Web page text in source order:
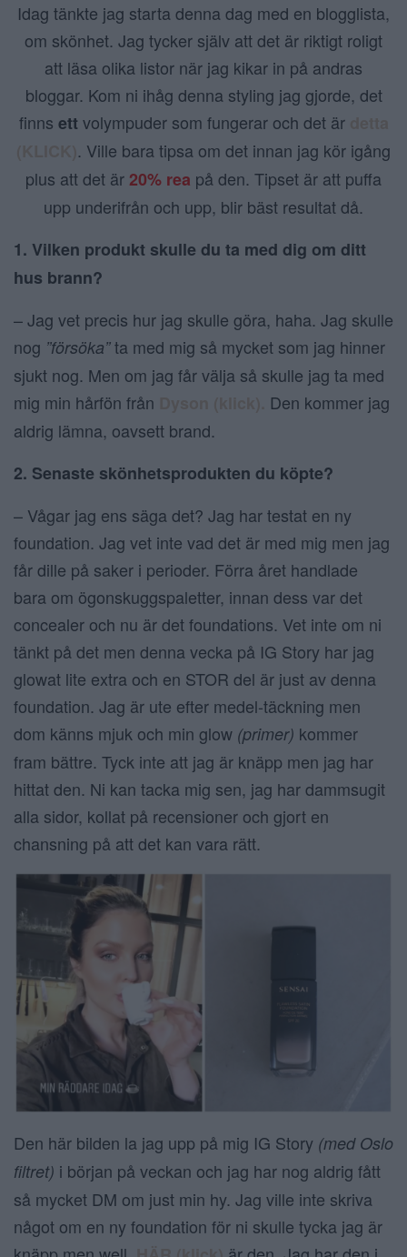
Idag tänkte jag starta denna dag med en blogglista,
om skönhet. Jag tycker själv att det är riktigt roligt
att läsa olika listor när jag kikar in på andras
bloggar. Kom ni ihåg denna styling jag gjorde, det
finns ett volympuder som fungerar och det är
. Ville bara tipsa om det innan jag kör igång
plus att det är20% rea på den. Tipset är att puffa
upp underifrån och upp, blir bäst resultat då.
1. Vilken produkt skulle du ta med dig om ditt
hus brann?
– Jag vet precis hur jag skulle göra, haha. Jag skulle
nog ”försöka”ta med mig så mycket som jag hinner
sjukt nog. Men om jag får välja så skulle jag ta med
mig min hårfön från
Den kommer jag
aldrig lämna, oavsett brand.
2. Senaste skönhetsprodukten du köpte?
– Vågar jag ens säga det? Jag har testat en ny
foundation. Jag vet inte vad det är med mig men jag
får dille på saker i perioder. Förra året handlade
bara om ögonskuggspaletter, innan dess var det
concealer och nu är det foundations. Vet inte om ni
tänkt på det men denna vecka på IG Story har jag
glowat lite extra och en STOR del är just av denna
foundation. Jag är ute efter medel-täckning men
dom känns mjuk och min glow (primer) kommer
fram bättre. Tyck inte att jag är knäpp men jag har
hittat den. Ni kan tacka mig sen, jag har dammsugit
alla sidor, kollat på recensioner och gjort en
chansning på att det kan vara rätt.
Den här bilden la jag upp på mig IG Story (med Oslo
filtret) i början på veckan och jag har nog aldrig fått
så mycket DM om just min hy. Jag ville inte skriva
något om en ny foundation för ni skulle tycka jag är